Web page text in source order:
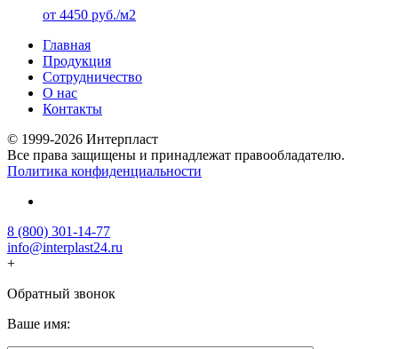
от 4450 руб./м2
Главная
Продукция
Сотрудничество
О нас
Контакты
© 1999-2026 Интерпласт
Все права защищены и принадлежат правообладателю.
Политика конфиденциальности
8 (800) 301-14-77
info@interplast24.ru
+
Обратный звонок
Ваше имя: